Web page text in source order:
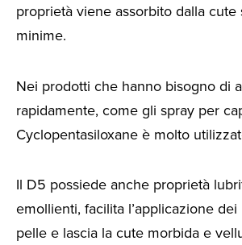
proprietà viene assorbito dalla
minime.
Nei prodotti che hanno bisogno di
rapidamente, come gli spray per
Cyclopentasiloxane è molto
Il D5 possiede anche proprietà
emollienti, facilita l’applicazione
pelle e lascia la cute morbida e